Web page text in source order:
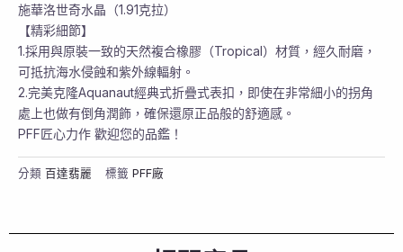
施華洛世奇水晶（1.91克拉）
【精彩細節】
1.採用與原裝一致的天然複合橡膠（Tropical）材質，經久耐磨，
可抵抗海水侵蝕和紫外線輻射。
2.完美克隆Aquanaut經典式折疊式表扣，即使在非常細小的拐角
處上也做有倒角潤飾，確保還原正品般的舒適感。
PFF匠心力作 歡迎您的品鑑！
分類 百達翡麗 標籤 PFF廠